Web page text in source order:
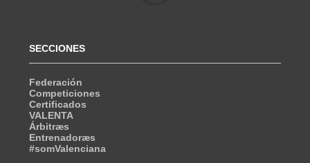
SECCIONES
Federación
Competiciones
Certificados
VALENTA
Árbitræs
Entrenadoræs
#somValenciana